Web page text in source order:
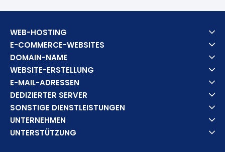
WEB-HOSTING
E-COMMERCE-WEBSITES
DOMAIN-NAME
WEBSITE-ERSTELLUNG
E-MAIL-ADRESSEN
DEDIZIERTER SERVER
SONSTIGE DIENSTLEISTUNGEN
UNTERNEHMEN
UNTERSTÜTZUNG